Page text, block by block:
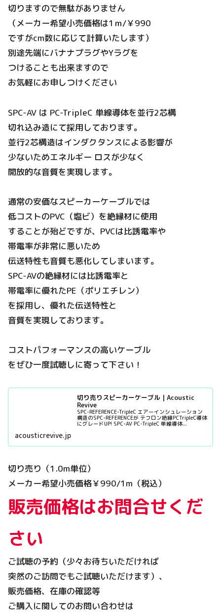
切りますので無駄がありません
（メーカー希望小売価格は1ｍ/￥990
ですがcm数に応じて計算いたします）
別途先端にバナナプラグやYラグを
つけることも出来ますので
お気軽にお申しつけください
SPC-AV は PC-TripleC 単線導体を並行2芯構
切れ込み造にて採用しております。
並行2芯構造はインダクタンスによる影響が
少ないためエネルギー ロスが少なく
開放的な音質を実現します。
通常の安価なスピーカーケーブルでは
低コストのPVC（塩ビ）を絶縁材に使用
することが殆どですが、PVCは比誘電率や
帯電率が非常に悪いため
伝送特性も音質も悪化してしまいます。
SPC-AVの絶縁材には比誘電率と
帯電率に優れたPE（ポリエチレン）
を採用し、優れた伝送特性と
音質を実現しております。
コストパフォーマンスの高いケーブル
をぜひ一度試聴しに寄って下さい！
切り売りスピーカーケーブル | Acoustic
Revive
SPC-REFERENCE-TripleC エアーインシュレーション
構造のSPC-REFERENCEが テフロン絶縁PCTripleC導体
にグレードUP! SPC-AV PC-TripleC 単線導体...
acousticrevive.jp
切り売り（1.0m単位）
メーカー希望小売価格￥990/1m（税込）
販売価格はお問合せくだ
さい
ご試聴の予約（少々お待ちいただければ
突然のご訪問でもご試聴いただけます）、
販売価格、在庫の確認等
ご購入に関してのお問い合わせは